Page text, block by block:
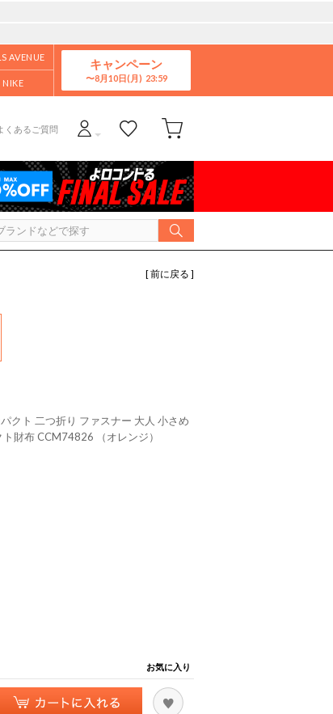
AVENUE
NIKE
キャンペーン
8月10日(月)
くあるご質問
[ 前に戻る ]
クト 二つ折り ファスナー 大人 小さめ
財布 CCM74826 （オレンジ）
お気に入り